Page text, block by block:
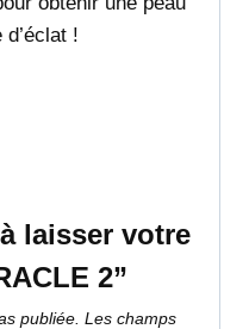
!
laisser votre
2”
publiée. Les champs